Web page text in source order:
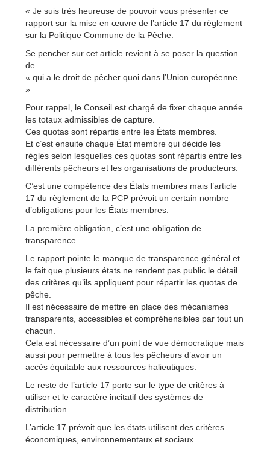
« Je suis très heureuse de pouvoir vous présenter ce
rapport sur la mise en œuvre de l’article 17 du règlement
sur la Politique Commune de la Pêche.
Se pencher sur cet article revient à se poser la question
de
« qui a le droit de pêcher quoi dans l’Union européenne
».
Pour rappel, le Conseil est chargé de fixer chaque année
les totaux admissibles de capture.
Ces quotas sont répartis entre les États membres.
Et c’est ensuite chaque État membre qui décide les
règles selon lesquelles ces quotas sont répartis entre les
différents pêcheurs et les organisations de producteurs.
C’est une compétence des États membres mais l’article
17 du règlement de la PCP prévoit un certain nombre
d’obligations pour les États membres.
La première obligation, c’est une obligation de
transparence.
Le rapport pointe le manque de transparence général et
le fait que plusieurs états ne rendent pas public le détail
des critères qu’ils appliquent pour répartir les quotas de
pêche.
Il est nécessaire de mettre en place des mécanismes
transparents, accessibles et compréhensibles par tout un
chacun.
Cela est nécessaire d’un point de vue démocratique mais
aussi pour permettre à tous les pêcheurs d’avoir un
accès équitable aux ressources halieutiques.
Le reste de l’article 17 porte sur le type de critères à
utiliser et le caractère incitatif des systèmes de
distribution.
L’article 17 prévoit que les états utilisent des critères
économiques, environnementaux et sociaux.